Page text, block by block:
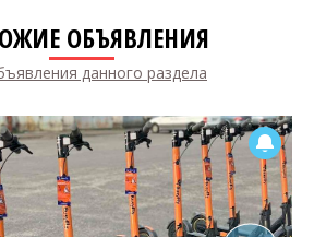
ОБЪЯВЛЕНИЯ
данного раздела